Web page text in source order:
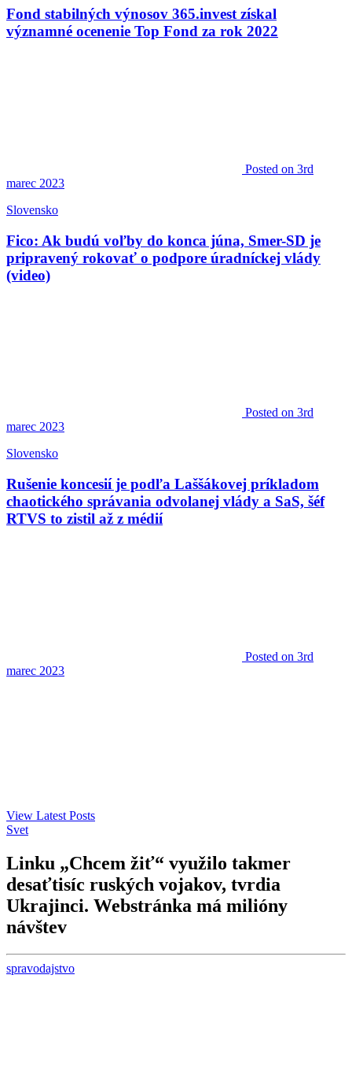
Fond stabilných výnosov 365.invest získal
významné ocenenie Top Fond za rok 2022
Posted on 3rd
marec 2023
Slovensko
Fico: Ak budú voľby do konca júna, Smer-SD je
pripravený rokovať o podpore úradníckej vlády
(video)
Posted on 3rd
marec 2023
Slovensko
Rušenie koncesií je podľa Laššákovej príkladom
chaotického správania odvolanej vlády a SaS, šéf
RTVS to zistil až z médií
Posted on 3rd
marec 2023
View Latest Posts
Svet
Linku „Chcem žiť“ využilo takmer
desaťtisíc ruských vojakov, tvrdia
Ukrajinci. Webstránka má milióny
návštev
spravodajstvo